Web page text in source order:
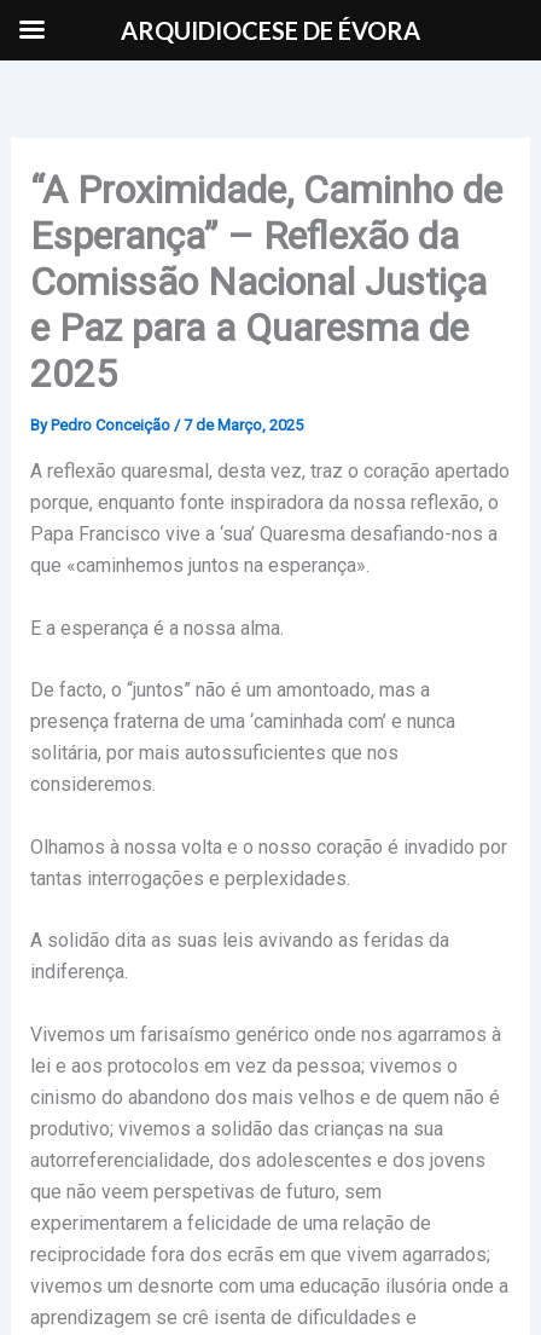
“A Proximidade, Caminho de
Esperança” – Reflexão da
Comissão Nacional Justiça
e Paz para a Quaresma de
2025
By Pedro Conceição /7 de Março, 2025
A reflexão quaresmal, desta vez, traz o coração apertado
porque, enquanto fonte inspiradora da nossa reflexão, o
Papa Francisco vive a ‘sua’ Quaresma desafiando-nos a
que «caminhemos juntos na esperança».
E a esperança é a nossa alma.
De facto, o “juntos” não é um amontoado, mas a
presença fraterna de uma ‘caminhada com’ e nunca
solitária, por mais autossuficientes que nos
consideremos.
Olhamos à nossa volta e o nosso coração é invadido por
tantas interrogações e perplexidades.
A solidão dita as suas leis avivando as feridas da
indiferença.
Vivemos um farisaísmo genérico onde nos agarramos à
lei e aos protocolos em vez da pessoa; vivemos o
cinismo do abandono dos mais velhos e de quem não é
produtivo; vivemos a solidão das crianças na sua
autorreferencialidade, dos adolescentes e dos jovens
que não veem perspetivas de futuro, sem
experimentarem a felicidade de uma relação de
reciprocidade fora dos ecrãs em que vivem agarrados;
vivemos um desnorte com uma educação ilusória onde a
aprendizagem se crê isenta de dificuldades e
ARQUIDIOCESE DE ÉVORA